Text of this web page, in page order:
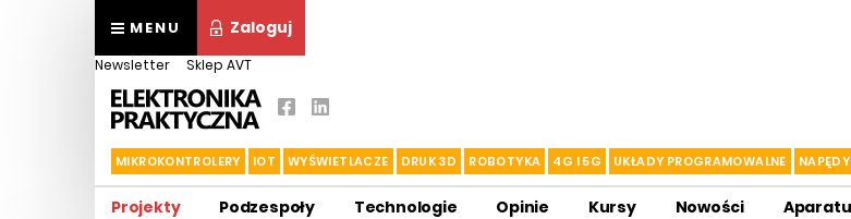
MENU Zaloguj
Newsletter Sklep AVT
MIKROKONTROLERY IOT WYŚWIETLACZE DRUK 3D ROBOTYKA 4G I 5G UKŁADY PROGRAMOWALNE NAPĘDY
Projekty Podzespoły Technologie Opinie Kursy Nowości